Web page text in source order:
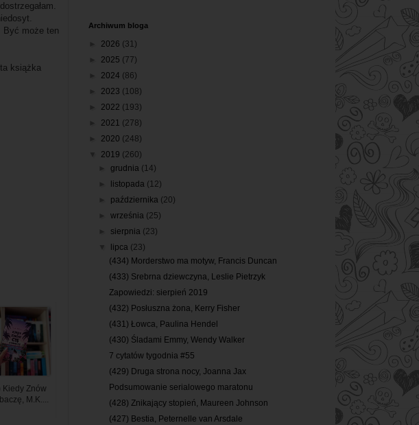
Być może ten
książka
Kiedy Znów
M.K....
Archiwum bloga
2026 (31)
2025 (77)
2024 (86)
2023 (108)
2022 (193)
2021 (278)
2020 (248)
2019 (260)
►grudnia (14)
listopada (12)
października (20)
►września (25)
sierpnia (23)
lipca (23)
(434) Morderstwo ma motyw, Francis Duncan
(433) Srebrna dziewczyna, Leslie Pietrzyk
Zapowiedzi: sierpień 2019
(432) Posłuszna żona, Kerry Fisher
(431) Łowca, Paulina Hendel
(430) Śladami Emmy, Wendy Walker
7 cytatów tygodnia #55
(429) Druga strona nocy, Joanna Jax
Podsumowanie serialowego maratonu
(428) Znikający stopień, Maureen Johnson
(427) Bestia, Peternelle van Arsdale